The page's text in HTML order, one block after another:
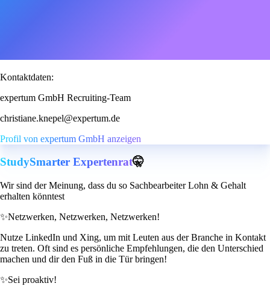
Kontaktdaten:
expertum GmbH Recruiting-Team
christiane.knepel@expertum.de
Profil von expertum GmbH anzeigen
StudySmarter Expertenrat🤫
Wir sind der Meinung, dass du so Sachbearbeiter Lohn & Gehalt
erhalten könntest
✨Netzwerken, Netzwerken, Netzwerken!
Nutze LinkedIn und Xing, um mit Leuten aus der Branche in Kontakt
zu treten. Oft sind es persönliche Empfehlungen, die den Unterschied
machen und dir den Fuß in die Tür bringen!
✨Sei proaktiv!